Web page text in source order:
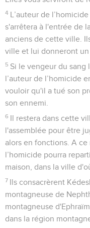
4 L’auteur de
s'arrêtera à l'entrée de
anciens de cette ville.
ville et lui donneront un
5 Si le vengeur du sang
l’auteur de l’homicide
vouloir qu'il a tué son
son ennemi.
6 Il restera dans cette
l'assemblée pour être
alors en fonctions. A
l’homicide pourra
maison, dans la ville
7 Ils consacrèrent
montagneuse de
montagneuse
dans la région